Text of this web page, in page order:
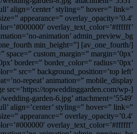
align=’center’ styling=” hover=” link=”
appearance=” overlay_opacity=’0.4′
overlay_text_color=’#ffffff’
[av_one_fourth min_height=”
space=” custom_margin=” margin=’0px’
border=” border_color=” radius=’0px’
src=” background_position=’top left’
src=’https://topweddinggarden.com/wp-
garden-6.jpg’ attachment=’5549′
align=’center’ styling=” hover=” link=”
appearance=” overlay_opacity=’0.4′
overlay_text_color=’#ffffff’